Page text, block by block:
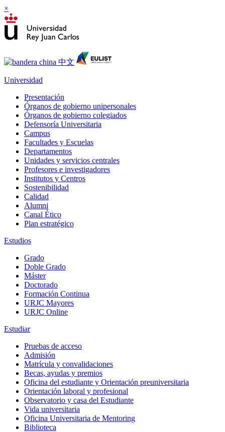
×
Universidad
Presentación
Órganos de gobierno unipersonales
Órganos de gobierno colegiados
Defensoría Universitaria
Campus
Facultades y Escuelas
Departamentos
Unidades y servicios centrales
Profesores e investigadores
Institutos y Centros
Sostenibilidad
Calidad
Alumni
Canal Ético
Plan estratégico
Estudios
Grado
Doble Grado
Máster
Doctorado
Formación Continua
URJC Mayores
URJC Online
Estudiar
Pruebas de acceso
Admisión
Matrícula y convalidaciones
Becas, ayudas y premios
Oficina del estudiante y Orientación preuniversitaria
Orientación laboral y profesional
Observatorio y casa del Estudiante
Vida universitaria
Oficina Universitaria de Mentoring
Biblioteca